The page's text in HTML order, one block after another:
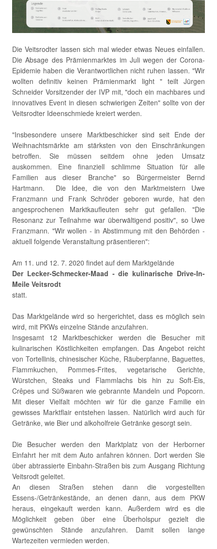
Die Veitsrodter lassen sich mal wieder etwas Neues einfallen.
Die Absage des Prämienmarktes im Juli wegen der Corona-
Epidemie haben die Verantwortlichen nicht ruhen lassen. "Wir
wollten definitiv keinen Prämienmarkt light " teilt Jürgen
Schneider Vorsitzender der IVP mit, "doch ein machbares und
innovatives Event in diesen schwierigen Zeiten" sollte von der
Veitsrodter Ideenschmiede kreiert werden.
"Insbesondere unsere Marktbeschicker sind seit Ende der
Weihnachtsmärkte am stärksten von den Einschränkungen
betroffen. Sie müssen seitdem ohne jeden Umsatz
auskommen. Eine finanziell schlimme Situation für alle
Familien aus dieser Branche" so Bürgermeister Bernd
Hartmann. Die Idee, die von den Marktmeistern Uwe
Franzmann und Frank Schröder geboren wurde, hat den
angesprochenen Marktkaufleuten sehr gut gefallen. "Die
Resonanz zur Teilnahme war überwältigend positiv", so Uwe
Franzmann. "Wir wollen - in Abstimmung mit den Behörden -
aktuell folgende Veranstaltung präsentieren":
Am 11. und 12. 7. 2020 findet auf dem Marktgelände
Der Lecker-Schmecker-Maad - die kulinarische Drive-In-
Meile Veitsrodt
statt.
Das Marktgelände wird so hergerichtet, dass es möglich sein
wird, mit PKWs einzelne Stände anzufahren.
Insgesamt 12 Marktbeschicker werden die Besucher mit
kulinarischen Köstlichkeiten empfangen. Das Angebot reicht
von Tortellinis, chinesischer Küche, Räuberpfanne, Baguettes,
Flammkuchen, Pommes-Frites, vegetarische Gerichte,
Würstchen, Steaks und Flammlachs bis hin zu Soft-Eis,
Crêpes und Süßwaren wie gebrannte Mandeln und Popcorn.
Mit dieser Vielfalt möchten wir für die ganze Familie ein
gewisses Marktflair entstehen lassen. Natürlich wird auch für
Getränke, wie Bier und alkoholfreie Getränke gesorgt sein.
Die Besucher werden den Marktplatz von der Herborner
Einfahrt her mit dem Auto anfahren können. Dort werden Sie
über abtrassierte Einbahn-Straßen bis zum Ausgang Richtung
Veitsrodt geleitet.
An diesen Straßen stehen dann die vorgestellten
Essens-/Getränkestände, an denen dann, aus dem PKW
heraus, eingekauft werden kann. Außerdem wird es die
Möglichkeit geben über eine Überholspur gezielt die
gewünschten Stände anzufahren. Damit sollen lange
Wartezeiten vermieden werden.